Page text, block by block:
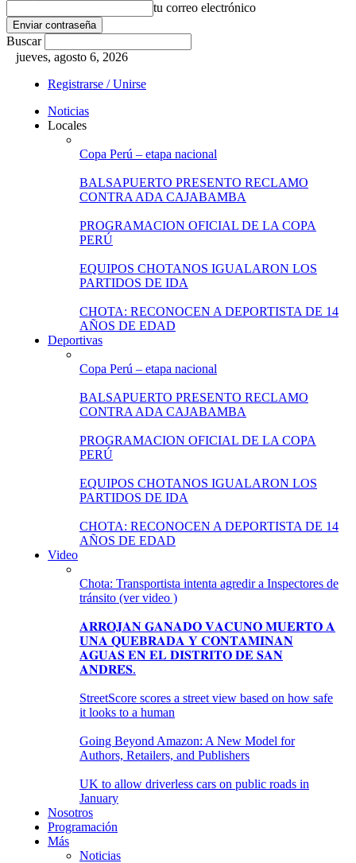
tu correo electrónico
Buscar
jueves, agosto 6, 2026
Registrarse / Unirse
Noticias
Locales
Copa Perú – etapa nacional
BALSAPUERTO PRESENTO RECLAMO
CONTRA ADA CAJABAMBA
PROGRAMACION OFICIAL DE LA COPA
PERÚ
EQUIPOS CHOTANOS IGUALARON LOS
PARTIDOS DE IDA
CHOTA: RECONOCEN A DEPORTISTA DE 14
AÑOS DE EDAD
Deportivas
Copa Perú – etapa nacional
BALSAPUERTO PRESENTO RECLAMO
CONTRA ADA CAJABAMBA
PROGRAMACION OFICIAL DE LA COPA
PERÚ
EQUIPOS CHOTANOS IGUALARON LOS
PARTIDOS DE IDA
CHOTA: RECONOCEN A DEPORTISTA DE 14
AÑOS DE EDAD
Video
Chota: Transportista intenta agredir a Inspectores de
tránsito (ver video )
𝐀𝐑𝐑𝐎𝐉𝐀𝐍 𝐆𝐀𝐍𝐀𝐃𝐎 𝐕𝐀𝐂𝐔𝐍𝐎 𝐌𝐔𝐄𝐑𝐓𝐎 𝐀
𝐔𝐍𝐀 𝐐𝐔𝐄𝐁𝐑𝐀𝐃𝐀 𝐘 𝐂𝐎𝐍𝐓𝐀𝐌𝐈𝐍𝐀𝐍
𝐀𝐆𝐔𝐀𝐒 𝐄𝐍 𝐄𝐋 𝐃𝐈𝐒𝐓𝐑𝐈𝐓𝐎 𝐃𝐄 𝐒𝐀𝐍
𝐀𝐍𝐃𝐑𝐄́𝐒.
StreetScore scores a street view based on how safe
it looks to a human
Going Beyond Amazon: A New Model for
Authors, Retailers, and Publishers
UK to allow driverless cars on public roads in
January
Nosotros
Programación
Más
Noticias